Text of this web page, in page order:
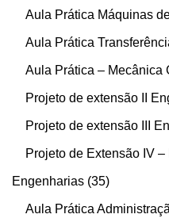
Aula Prática Máquinas
Aula Prática
Aula Prática – Mecânica
Projeto de extensão II
Projeto de extensão III
Projeto de Extensão IV
Engenharias 35
Aula Prática